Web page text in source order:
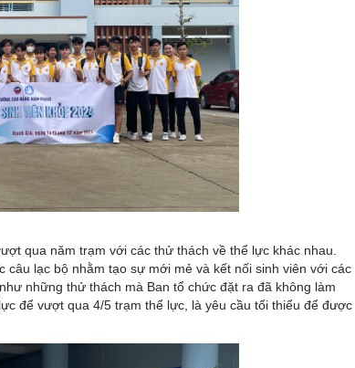
qua năm trạm với các thử thách về thể lực khác nhau.
lạc bộ nhằm tạo sự mới mẻ và kết nối sinh viên với các
những thử thách mà Ban tổ chức đặt ra đã không làm
để vượt qua 4/5 trạm thể lực, là yêu cầu tối thiểu để được